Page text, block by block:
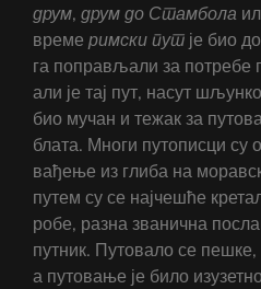
друм, друм до Стамбола
време римски пут је био
га поправљали за потребе
али је тај пут, насут
био мучан и тежак за
блата. Многи путописци су
вађење из глиба на
путем су се најчешће
робе, разна званична
путник. Путовало се
а путовање је било